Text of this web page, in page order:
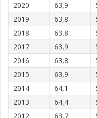
2020
63,9
2019
63,8
2018
63,8
2017
63,9
2016
63,8
2015
63,9
2014
64,1
2013
64,4
2012
63,7